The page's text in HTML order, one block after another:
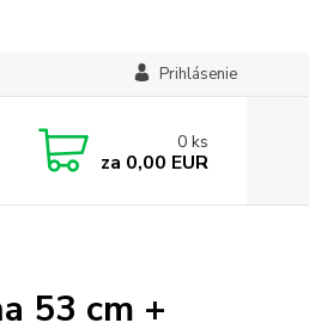
Prihlásenie
0 ks
za 0,00 EUR
53 cm +